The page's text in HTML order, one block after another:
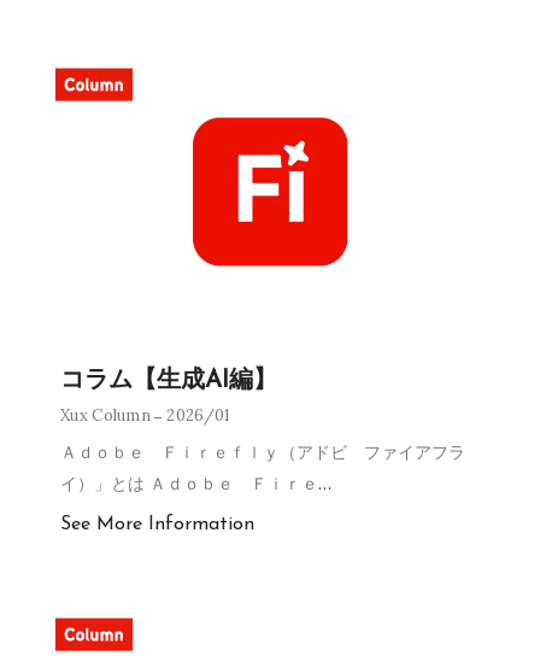
コラム【生成AI編】
Xux Column 2026/01
Ａｄｏｂｅ Ｆｉｒｅｆｌｙ（アドビ ファイアフラ
イ）」とは Ａｄｏｂｅ Ｆｉｒｅ …
See More Information